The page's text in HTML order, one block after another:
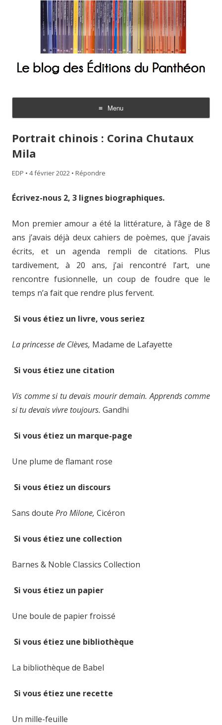
Menu
Aller
contenu
Portrait chinois : Corina Chutaux
Mila
EDP • 4 février 2022 • Répondre
Écrivez-nous 2, 3 lignes biographiques.
Mon premier amour a été la littérature, à l’âge de 8
ans j’avais déjà deux cahiers de poèmes, que j’avais
écrits, et un agenda rempli de citations. Plus
tardivement, à 20 ans, j’ai rencontré l’art, une
rencontre fusionnelle, un coup de foudre que le
temps n’a fait que rendre plus fervent.
Si vous étiez un livre, vous seriez
La princesse de Clèves, Madame de Lafayette
Si vous étiez une citation
Vis comme si tu devais mourir demain. Apprends comme
si tu devais vivre toujours. Gandhi
Si vous étiez un marque-page
Une plume de flamant rose
Si vous étiez un discours
Sans doute Pro Milone, Cicéron
Si vous étiez une collection
Barnes & Noble Classics Collection
Si vous étiez un papier
Une boule de papier froissé
Si vous étiez une bibliothèque
La bibliothèque de Babel
Si vous étiez une recette
Un mille-feuille